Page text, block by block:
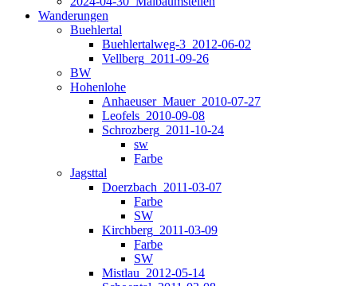
Wanderungen
Buehlertal
Buehlertalweg-3_2012-06-02
Vellberg_2011-09-26
BW
Hohenlohe
Anhaeuser_Mauer_2010-07-27
Leofels_2010-09-08
Schrozberg_2011-10-24
sw
Farbe
Jagsttal
Doerzbach_2011-03-07
Farbe
SW
Kirchberg_2011-03-09
Farbe
SW
Mistlau_2012-05-14